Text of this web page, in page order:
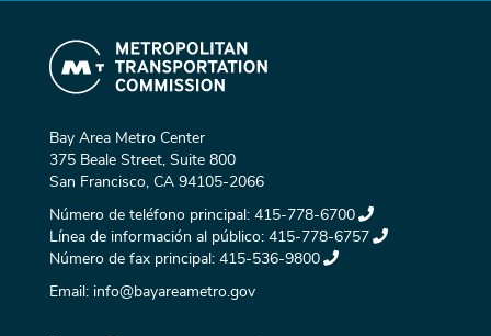
Bay Area Metro Center
375 Beale Street, Suite 800
San Francisco, CA 94105-2066
Número de teléfono principal: 415-778-6700
Línea de información al público: 415-778-6757
Número de fax principal: 415-536-9800
Email: info@bayareametro.gov